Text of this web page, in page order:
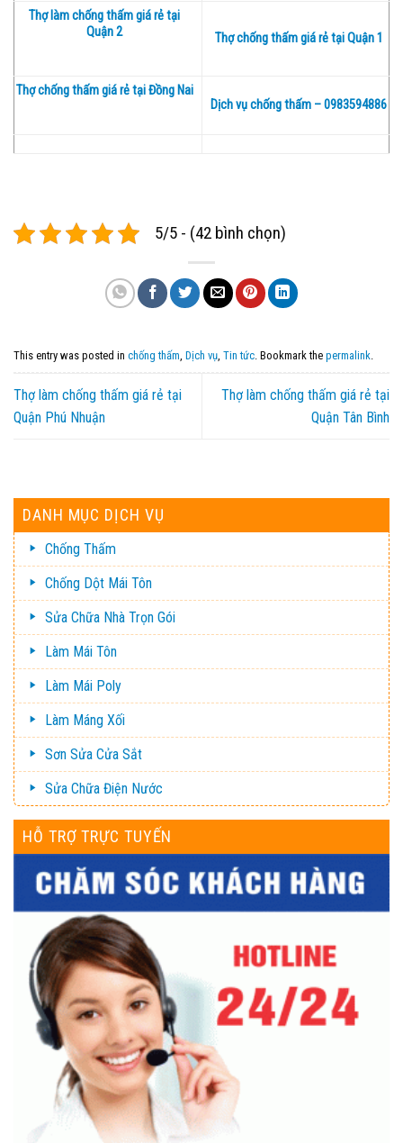
Thợ làm chống thấm giá rẻ tại
Quận 2
Thợ chống thấm giá rẻ tại Quận 1
Thợ chống thấm giá rẻ tại Đồng Nai
Dịch vụ chống thấm – 0983594886
5/5 - (42 bình chọn)
This entry was posted in chống thấm, Dịch vụ, Tin tức. Bookmark the permalink.
Thợ làm chống thấm giá rẻ tại
Quận Phú Nhuận
Thợ làm chống thấm giá rẻ tại
Quận Tân Bình
DANH MỤC DỊCH VỤ
Chống Thấm
Chống Dột Mái Tôn
Sửa Chữa Nhà Trọn Gói
Làm Mái Tôn
Làm Mái Poly
Làm Máng Xối
Sơn Sửa Cửa Sắt
Sửa Chữa Điện Nước
HỖ TRỢ TRỰC TUYẾN